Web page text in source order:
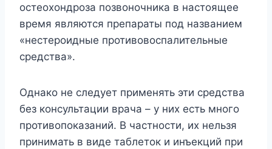
остеохондроза позвоночника в настоящее
время являются препараты под названием
«нестероидные противовоспалительные
средства».
Однако не следует применять эти средства
без консультации врача – у них есть много
противопоказаний. В частности, их нельзя
принимать в виде таблеток и инъекций при